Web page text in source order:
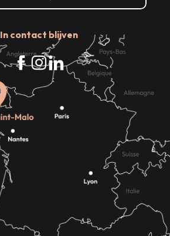
In contact blijven